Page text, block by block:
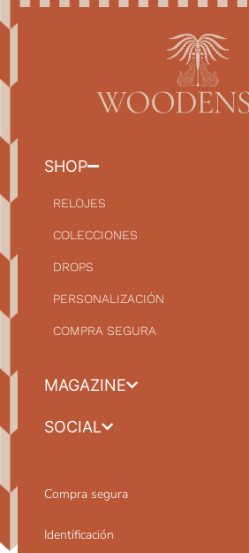
SHOP
RELOJES
COLECCIONES
DROPS
PERSONALIZACIÓN
COMPRA SEGURA
MAGAZINE
SOCIAL
Compra segura
Identificación